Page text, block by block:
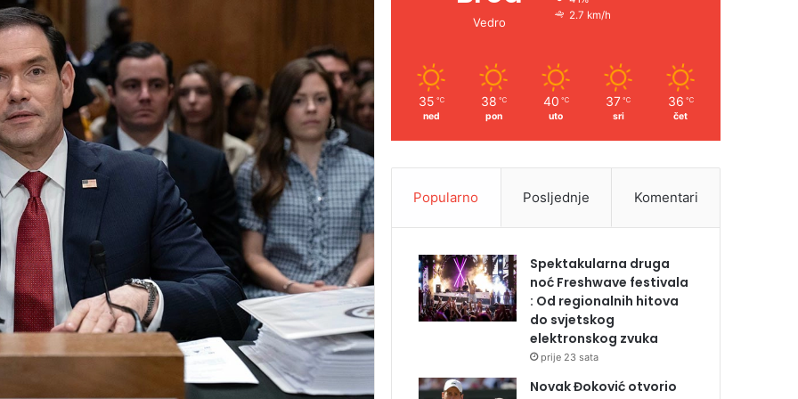
Vedro
2.7 km/h
35 ℃
ned
38 ℃
pon
40 ℃
uto
37 ℃
sri
36 ℃
čet
Popularno Posljednje Komentari
Spektakularna druga
noć Freshwave festivala
: Od regionalnih hitova
do svjetskog
elektronskog zvuka
prije 23 sata
Novak Đoković otvorio